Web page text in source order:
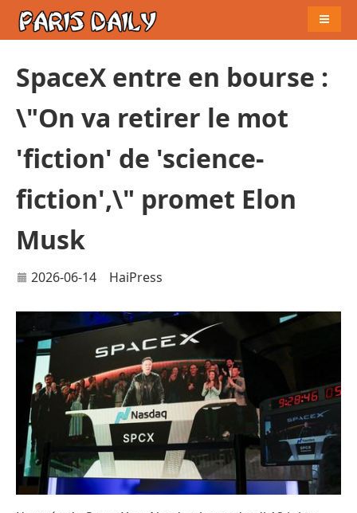
SpaceX entre en bourse :
\"On va retirer le mot
'fiction' de 'science-
fiction',\" promet Elon
Musk
2026-06-14 HaiPress